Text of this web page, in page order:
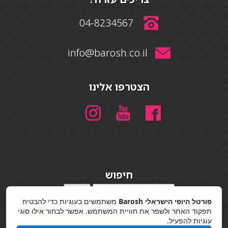
04-8234567
info@barosh.co.il
הצטרפו אלינו
חיפוש
מדיניות פרטיות
פורטל היופי הישראלי Barosh
משתמשים בעוגיות כדי להבטיח
תפקוד האתר ולשפר את חוויית המשתמש. אפשר לבחור אילו סוגי
עוגיות להפעיל.